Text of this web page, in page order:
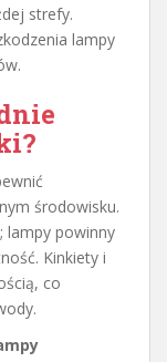
strefy.
lampy
środowisku.
; lampy powinny
Kinkiety i
co